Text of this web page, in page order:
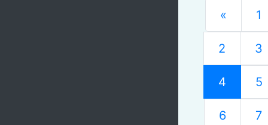
« 1
2 3
4 5
6 7